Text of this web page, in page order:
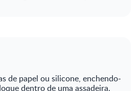
de papel ou silicone, enchendo-
dentro de uma assadeira.